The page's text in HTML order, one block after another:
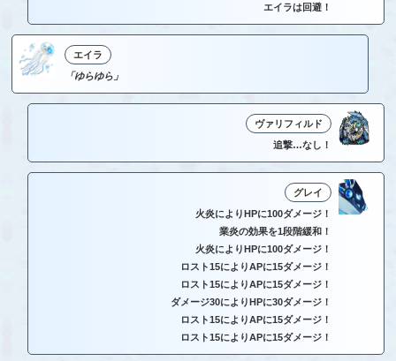
エイラは回避！
エイラ
「ゆらゆら」
ヴァリフィルド
追撃…なし！
グレイ
火炎によりHPに100ダメージ！
業炎の効果を1段階緩和！
火炎によりHPに100ダメージ！
ロスト15によりAPに15ダメージ！
ロスト15によりAPに15ダメージ！
ダメージ30によりHPに30ダメージ！
ロスト15によりAPに15ダメージ！
ロスト15によりAPに15ダメージ！